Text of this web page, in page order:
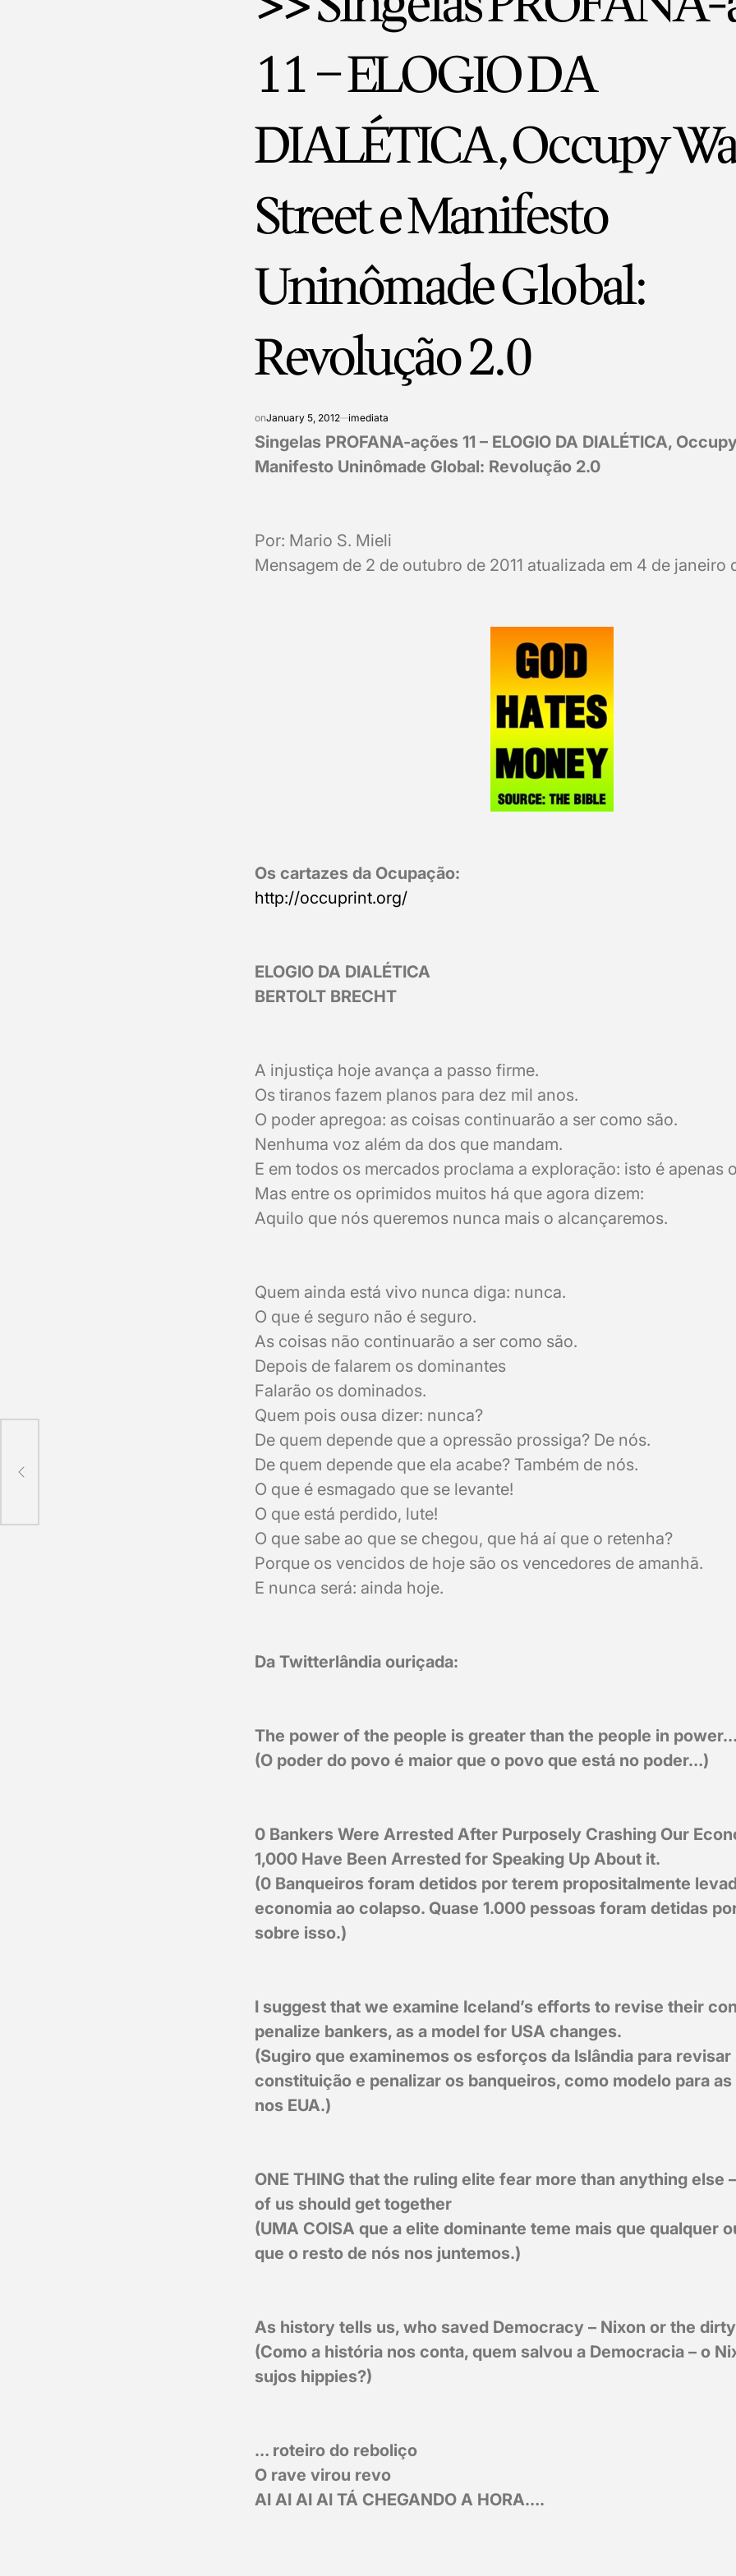
11 – ELOGIO DA
DIALÉTICA, Occupy
Street e Manifesto
Uninômade Global:
Revolução 2.0
onJanuary 5, 2012 imediata
Singelas PROFANA-ações 11 – ELOGIO DA DIALÉTICA,
Manifesto Uninômade Global: Revolução 2.0
Por: Mario S. Mieli
Mensagem de 2 de outubro de 2011 atualizada em 4 de janeiro
Os cartazes da Ocupação:
http://occuprint.org/
ELOGIO DA DIALÉTICA
BERTOLT BRECHT
A injustiça hoje avança a passo firme.
Os tiranos fazem planos para dez mil anos.
O poder apregoa: as coisas continuarão a ser como são.
Nenhuma voz além da dos que mandam.
E em todos os mercados proclama a exploração: isto é apenas
Mas entre os oprimidos muitos há que agora dizem:
Aquilo que nós queremos nunca mais o alcançaremos.
Quem ainda está vivo nunca diga: nunca.
O que é seguro não é seguro.
As coisas não continuarão a ser como são.
Depois de falarem os dominantes
Falarão os dominados.
Quem pois ousa dizer: nunca?
De quem depende que a opressão prossiga? De nós.
De quem depende que ela acabe? Também de nós.
O que é esmagado que se levante!
O que está perdido, lute!
O que sabe ao que se chegou, que há aí que o retenha?
Porque os vencidos de hoje são os vencedores de amanhã.
E nunca será: ainda hoje.
Da Twitterlândia ouriçada:
The power of the people is greater than the people in power…
(O poder do povo é maior que o povo que está no poder…)
0 Bankers Were Arrested After Purposely Crashing Our
1,000 Have Been Arrested for Speaking Up About it.
(0 Banqueiros foram detidos por terem propositalmente
economia ao colapso. Quase 1.000 pessoas foram detidas
sobre isso.)
I suggest that we examine Iceland’s efforts to revise their
penalize bankers, as a model for USA changes.
(Sugiro que examinemos os esforços da Islândia para revisar
constituição e penalizar os banqueiros, como modelo para
nos EUA.)
ONE THING that the ruling elite fear more than anything else
of us should get together
(UMA COISA que a elite dominante teme mais que qualquer
que o resto de nós nos juntemos.)
As history tells us, who saved Democracy – Nixon or the
(Como a história nos conta, quem salvou a Democracia – o
sujos hippies?)
… roteiro do reboliço
O rave virou revo
AI AI AI AI TÁ CHEGANDO A HORA….